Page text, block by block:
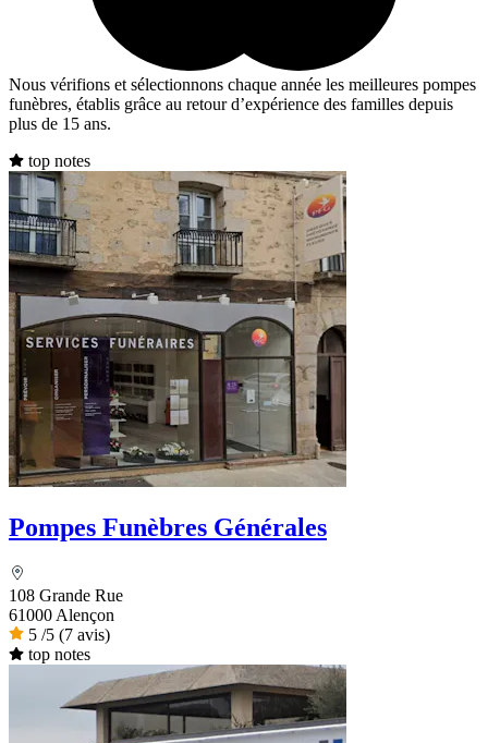
Nous vérifions et sélectionnons chaque année les meilleures pompes
funèbres, établis grâce au retour d’expérience des familles depuis
plus de 15 ans.
top notes
Pompes Funèbres Générales
108 Grande Rue
61000 Alençon
5 /5 (7 avis)
top notes